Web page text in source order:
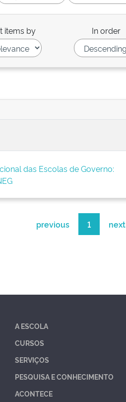
items by In order
das Escolas de Governo:
previous 1 next
A ESCOLA
CURSOS
SERVIÇOS
PESQUISA E CONHECIMENTO
ACONTECE